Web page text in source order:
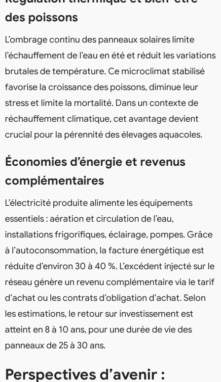
des poissons
L’ombrage continu des panneaux solaires limite
l’échauffement de l’eau en été et réduit les variations
brutales de température. Ce microclimat stabilisé
favorise la croissance des poissons, diminue leur
stress et limite la mortalité. Dans un contexte de
réchauffement climatique, cet avantage devient
crucial pour la pérennité des élevages aquacoles.
Économies d’énergie et revenus
complémentaires
L’électricité produite alimente les équipements
essentiels : aération et circulation de l’eau,
installations frigorifiques, éclairage, pompes. Grâce
à l’autoconsommation, la facture énergétique est
réduite d’environ 30 à 40 %. L’excédent injecté sur le
réseau génère un revenu complémentaire via le tarif
d’achat ou les contrats d’obligation d’achat. Selon
les estimations, le retour sur investissement est
atteint en 8 à 10 ans, pour une durée de vie des
panneaux de 25 à 30 ans.
Perspectives d’avenir :